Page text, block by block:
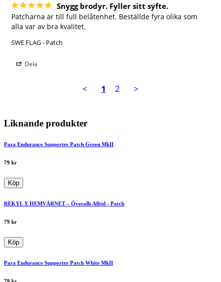
Snygg brodyr. Fyller sitt syfte.
Patcharna är till full belåtenhet. Beställde fyra olika som
alla var av bra kvalitet.
SWE FLAG - Patch
Dela
< 1 2 >
Liknande produkter
Para Endurance Supporter Patch Green MkII
79 kr
Köp
REKYL X HEMVÄRNET – Överallt Alltid - Patch
79 kr
Köp
Para Endurance Supporter Patch White MkII